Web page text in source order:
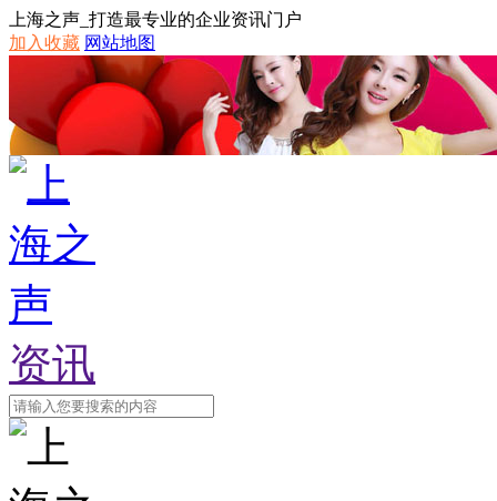
上海之声_打造最专业的企业资讯门户
加入收藏 网站地图
资讯